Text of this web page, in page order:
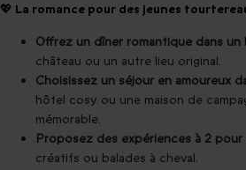
💖 La romance pour des jeunes
Offrez un dîner romantique dans un
château ou un autre lieu original.
Choisissez un séjour en amoureux
hôtel cosy ou une maison de
mémorable.
Proposez des expériences à 2
créatifs ou balades à cheval.